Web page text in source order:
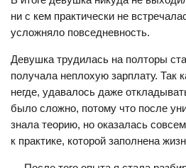
ни с кем практически не
усложняло повседневность.
Девушка трудилась на полторы
получала неплохую зарплату. Так
негде, удавалось даже
было сложно, потому что после
знала теорию, но оказалась
к практике, которой заполнена